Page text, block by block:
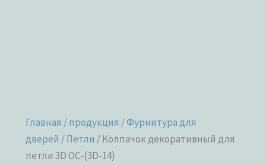
Главная /продукция /Фурнитура для
дверей /Петли / Колпачок декоративный для
петли 3D OC-(3D-14)